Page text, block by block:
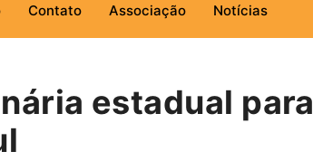
Contato Associação Notícias
estadual para